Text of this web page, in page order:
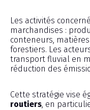
Les activités
marchandises :
conteneurs,
forestiers. Les
transport fluvial en
réduction des
Cette stratégie vise
routiers , en